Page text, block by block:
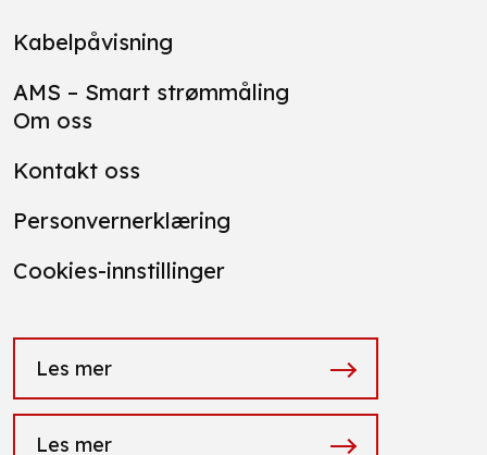
Kabelpåvisning
AMS – Smart strømmåling
Om oss
Kontakt oss
Personvernerklæring
Cookies-innstillinger
Les mer
Les mer